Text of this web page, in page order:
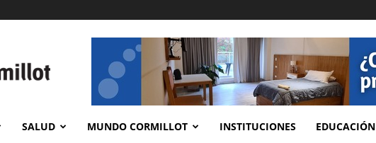
SALUD MUNDO CORMILLOT INSTITUCIONES EDUCACIÓN